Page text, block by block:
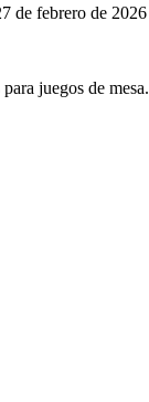
de febrero de 2026
juegos de mesa.